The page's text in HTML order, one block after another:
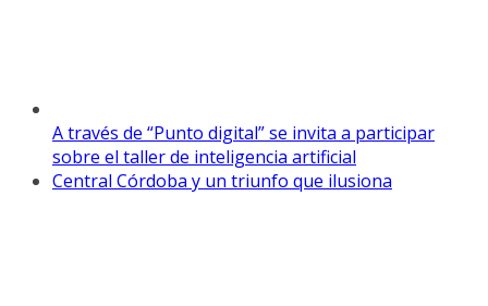
A través de “Punto digital” se invita a participar
sobre el taller de inteligencia artificial
Central Córdoba y un triunfo que ilusiona